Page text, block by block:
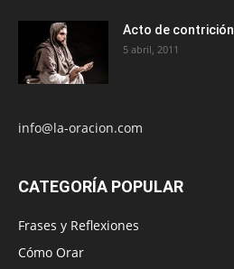
Acto de contrición
5 abril, 2011
info@la-oracion.com
CATEGORÍA POPULAR
Frases y Reflexiones
Cómo Orar